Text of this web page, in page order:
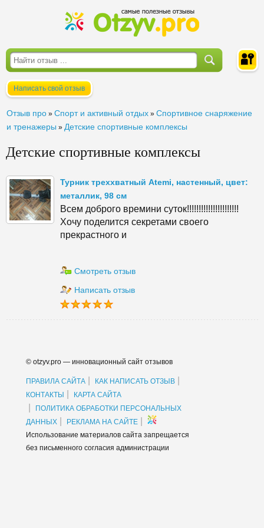
Написать свой отзыв
Отзыв про » Спорт и активный отдых » Спортивное снаряжение
и тренажеры » Детские спортивные комплексы
Детские спортивные комплексы
Турник треххватный Atemi, настенный, цвет:
металлик, 98 см
Всем доброго времини суток!!!!!!!!!!!!!!!!!!!!!!
Хочу поделится секретами своего
прекрастного и
Смотреть отзыв
Написать отзыв
© otzyv.pro — инновационный сайт отзывов
ПРАВИЛА САЙТА КАК НАПИСАТЬ ОТЗЫВ
КОНТАКТЫ КАРТА САЙТА
ПОЛИТИКА ОБРАБОТКИ ПЕРСОНАЛЬНЫХ
ДАННЫХ
РЕКЛАМА НА САЙТЕ
Использование материалов сайта запрещается
без письменного согласия администрации